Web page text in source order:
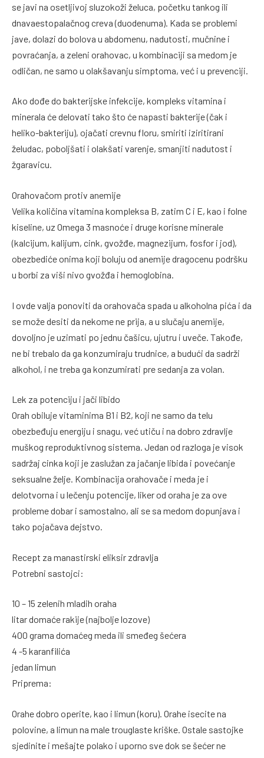
se javi na osetljivoj sluzokoži želuca, početku tankog ili
dnavaestopalačnog creva (duodenuma). Kada se problemi
jave, dolazi do bolova u abdomenu, nadutosti, mučnine i
povraćanja, a zeleni orahovac, u kombinaciji sa medom je
odličan, ne samo u olakšavanju simptoma, već i u prevenciji.
Ako dođe do bakterijske infekcije, kompleks vitamina i
minerala će delovati tako što će napasti bakterije (čak i
heliko-bakteriju), ojačati crevnu floru, smiriti iziritirani
želudac, poboljšati i olakšati varenje, smanjiti nadutost i
žgaravicu.
Orahovačom protiv anemije
Velika količina vitamina kompleksa B, zatim C i E, kao i folne
kiseline, uz Omega 3 masnoće i druge korisne minerale
(kalcijum, kalijum, cink, gvožđe, magnezijum, fosfor i jod),
obezbediće onima koji boluju od anemije dragocenu podršku
u borbi za viši nivo gvožđa i hemoglobina.
I ovde valja ponoviti da orahovača spada u alkoholna pića i da
se može desiti da nekome ne prija, a u slučaju anemije,
dovoljno je uzimati po jednu čašicu, ujutru i uveče. Takođe,
ne bi trebalo da ga konzumiraju trudnice, a budući da sadrži
alkohol, i ne treba ga konzumirati pre sedanja za volan.
Lek za potenciju i jači libido
Orah obiluje vitaminima B1 i B2, koji ne samo da telu
obezbeđuju energiju i snagu, već utiču i na dobro zdravlje
muškog reproduktivnog sistema. Jedan od razloga je visok
sadržaj cinka koji je zaslužan za jačanje libida i povećanje
seksualne želje. Kombinacija orahovače i meda je i
delotvorna i u lečenju potencije, liker od oraha je za ove
probleme dobar i samostalno, ali se sa medom dopunjava i
tako pojačava dejstvo.
Recept za manastirski eliksir zdravlja
Potrebni sastojci:
10 – 15 zelenih mladih oraha
litar domaće rakije (najbolje lozove)
400 grama domaćeg meda ili smeđeg šećera
4 -5 karanfilića
jedan limun
Priprema:
Orahe dobro operite, kao i limun (koru). Orahe isecite na
polovine, a limun na male trouglaste kriške. Ostale sastojke
sjedinite i mešajte polako i uporno sve dok se šećer ne